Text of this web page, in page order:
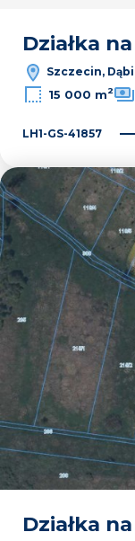
Działka
Szczecin,
15 000 m2
LH1-GS-41857
Działka